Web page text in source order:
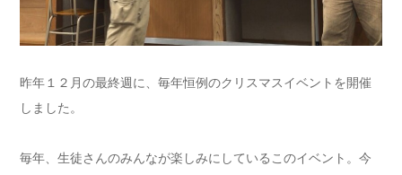
昨年１２月の最終週に、毎年恒例のクリスマスイベントを開催
しました。
毎年、生徒さんのみんなが楽しみにしているこのイベント。今